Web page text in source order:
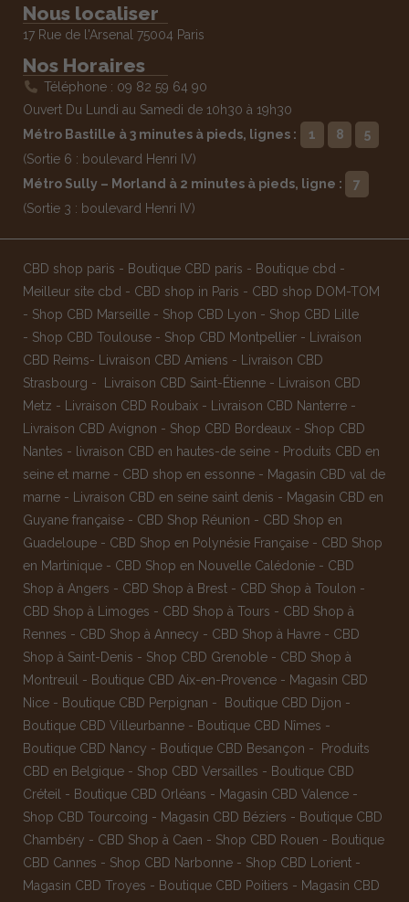
Nous localiser
17 Rue de l'Arsenal 75004 Paris
Nos Horaires
Téléphone : 09 82 59 64 90
Ouvert Du Lundi au Samedi de 10h30 à 19h30
Métro Bastille à 3 minutes à pieds, lignes :
1 8
5
(Sortie 6 : boulevard Henri IV)
Métro Sully – Morland à 2 minutes à pieds, ligne :
7
(Sortie 3 : boulevard Henri IV)
CBD shop paris - Boutique CBD paris - Boutique cbd -
Meilleur site cbd - CBD shop in Paris - CBD shop DOM-TOM
- Shop CBD Marseille - Shop CBD Lyon - Shop CBD Lille
- Shop CBD Toulouse - Shop CBD Montpellier -
Livraison
CBD Reims- Livraison CBD Amiens -
Livraison CBD
Strasbourg - Livraison CBD Saint-Étienne -
Livraison CBD
Metz - Livraison CBD Roubaix - Livraison CBD Nanterre -
Livraison CBD Avignon - Shop CBD Bordeaux - Shop CBD
Nantes - livraison CBD en hautes-de seine - Produits CBD en
seine et marne - CBD shop en essonne - Magasin CBD val de
marne - Livraison CBD en seine saint denis - Magasin CBD en
Guyane française - CBD Shop Réunion - CBD Shop en
Guadeloupe - CBD Shop en Polynésie Française - CBD Shop
en Martinique - CBD Shop en Nouvelle Calédonie - CBD
Shop à Angers - CBD Shop à Brest - CBD Shop à Toulon -
CBD Shop à Limoges - CBD Shop à Tours - CBD Shop à
Rennes - CBD Shop à Annecy - CBD Shop à Havre - CBD
Shop à Saint-Denis - Shop CBD Grenoble - CBD Shop à
Montreuil
- Boutique CBD Aix-en-Provence - Magasin CBD
Nice - Boutique CBD Perpignan - Boutique CBD Dijon -
Boutique CBD Villeurbanne - Boutique CBD Nîmes -
Boutique CBD Nancy - Boutique CBD Besançon -
Produits
CBD en Belgique - Shop CBD Versailles - Boutique CBD
Créteil
- Boutique CBD Orléans - Magasin CBD Valence -
Shop CBD Tourcoing - Magasin CBD Béziers - Boutique CBD
Chambéry - CBD Shop à Caen - Shop CBD Rouen - Boutique
CBD Cannes - Shop CBD Narbonne - Shop CBD Lorient -
Magasin CBD Troyes - Boutique CBD Poitiers - Magasin CBD